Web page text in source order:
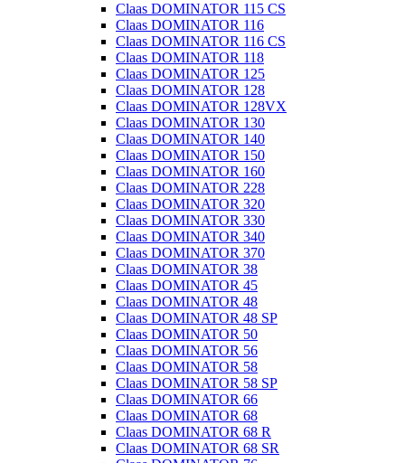
Claas DOMINATOR 115 CS
Claas DOMINATOR 116
Claas DOMINATOR 116 CS
Claas DOMINATOR 118
Claas DOMINATOR 125
Claas DOMINATOR 128
Claas DOMINATOR 128VX
Claas DOMINATOR 130
Claas DOMINATOR 140
Claas DOMINATOR 150
Claas DOMINATOR 160
Claas DOMINATOR 228
Claas DOMINATOR 320
Claas DOMINATOR 330
Claas DOMINATOR 340
Claas DOMINATOR 370
Claas DOMINATOR 38
Claas DOMINATOR 45
Claas DOMINATOR 48
Claas DOMINATOR 48 SP
Claas DOMINATOR 50
Claas DOMINATOR 56
Claas DOMINATOR 58
Claas DOMINATOR 58 SP
Claas DOMINATOR 66
Claas DOMINATOR 68
Claas DOMINATOR 68 R
Claas DOMINATOR 68 SR